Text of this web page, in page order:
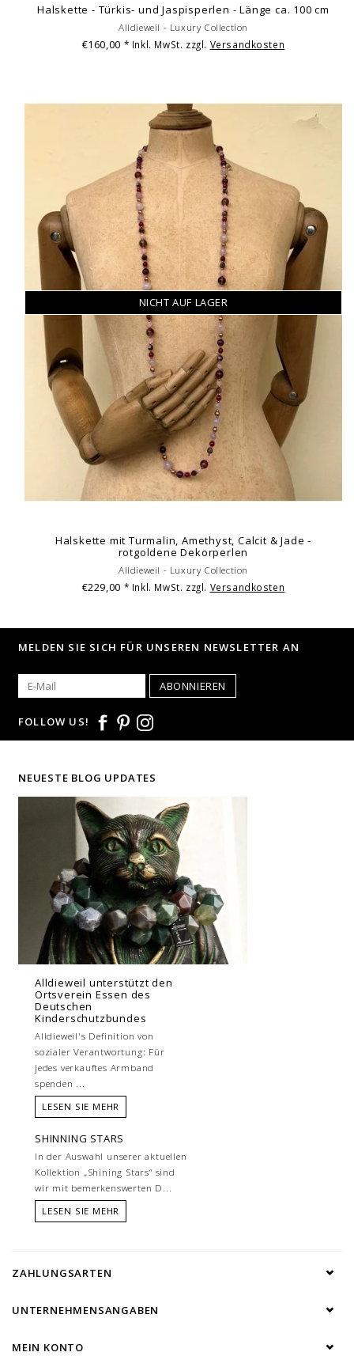
Halskette - Türkis- und Jaspisperlen - Länge ca. 100 cm
Alldieweil - Luxury Collection
€160,00 * Inkl. MwSt. zzgl. Versandkosten
NICHT AUF LAGER
Halskette mit Turmalin, Amethyst, Calcit & Jade -
rotgoldene Dekorperlen
Alldieweil - Luxury Collection
€229,00 * Inkl. MwSt. zzgl. Versandkosten
MELDEN SIE SICH FÜR UNSEREN NEWSLETTER AN
ABONNIEREN
FOLLOW US!
NEUESTE BLOG UPDATES
Alldieweil unterstützt den
Ortsverein Essen des
Deutschen
Kinderschutzbundes
Alldieweil's Definition von
sozialer Verantwortung: Für
jedes verkauftes Armband
spenden ...
LESEN SIE MEHR
SHINNING STARS
In der Auswahl unserer aktuellen
Kollektion „Shining Stars“ sind
wir mit bemerkenswerten D...
LESEN SIE MEHR
ZAHLUNGSARTEN
UNTERNEHMENSANGABEN
MEIN KONTO